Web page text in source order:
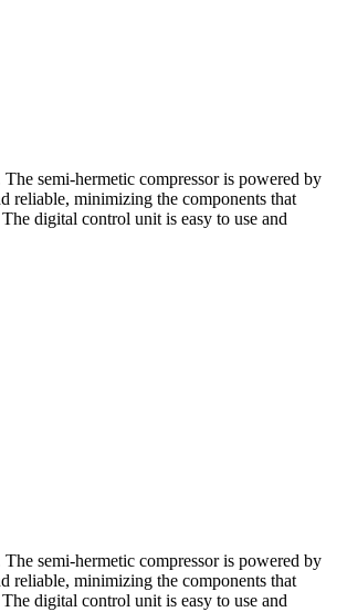
semi-hermetic compressor is powered by
reliable, minimizing the components that
digital control unit is easy to use and
semi-hermetic compressor is powered by
reliable, minimizing the components that
digital control unit is easy to use and